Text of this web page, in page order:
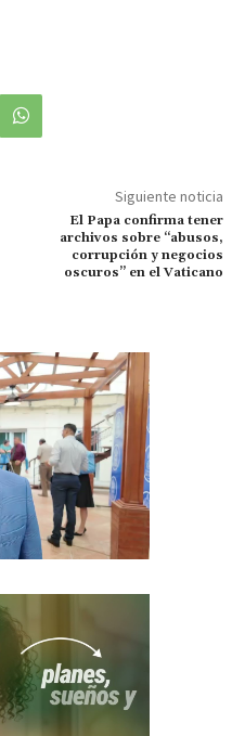
Siguiente noticia
El Papa confirma tener
archivos sobre “abusos,
corrupción y negocios
oscuros” en el Vaticano